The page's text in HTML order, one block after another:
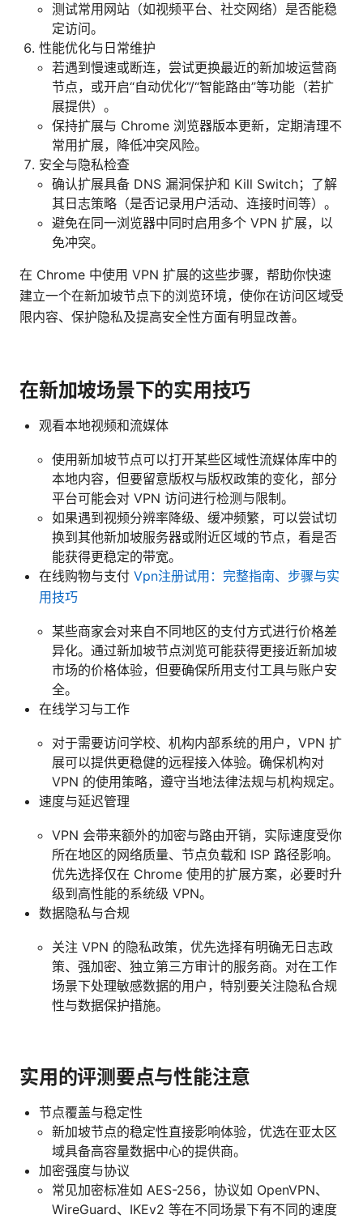
测试常用网站（如视频平台、社交网络）是否能稳
定访问。
性能优化与日常维护
若遇到慢速或断连，尝试更换最近的新加坡运营商
节点，或开启“自动优化”/“智能路由”等功能（若扩
展提供）。
保持扩展与 Chrome 浏览器版本更新，定期清理不
常用扩展，降低冲突风险。
安全与隐私检查
确认扩展具备 DNS 漏洞保护和 Kill Switch；了解
其日志策略（是否记录用户活动、连接时间等）。
避免在同一浏览器中同时启用多个 VPN 扩展，以
免冲突。
在 Chrome 中使用 VPN 扩展的这些步骤，帮助你快速
建立一个在新加坡节点下的浏览环境，使你在访问区域受
限内容、保护隐私及提高安全性方面有明显改善。
在新加坡场景下的实用技巧
观看本地视频和流媒体
使用新加坡节点可以打开某些区域性流媒体库中的
本地内容，但要留意版权与版权政策的变化，部分
平台可能会对 VPN 访问进行检测与限制。
如果遇到视频分辨率降级、缓冲频繁，可以尝试切
换到其他新加坡服务器或附近区域的节点，看是否
能获得更稳定的带宽。
在线购物与支付 Vpn注册试用：完整指南、步骤与实
用技巧
某些商家会对来自不同地区的支付方式进行价格差
异化。通过新加坡节点浏览可能获得更接近新加坡
市场的价格体验，但要确保所用支付工具与账户安
全。
在线学习与工作
对于需要访问学校、机构内部系统的用户，VPN 扩
展可以提供更稳健的远程接入体验。确保机构对
VPN 的使用策略，遵守当地法律法规与机构规定。
速度与延迟管理
VPN 会带来额外的加密与路由开销，实际速度受你
所在地区的网络质量、节点负载和 ISP 路径影响。
优先选择仅在 Chrome 使用的扩展方案，必要时升
级到高性能的系统级 VPN。
数据隐私与合规
关注 VPN 的隐私政策，优先选择有明确无日志政
策、强加密、独立第三方审计的服务商。对在工作
场景下处理敏感数据的用户，特别要关注隐私合规
性与数据保护措施。
实用的评测要点与性能注意
节点覆盖与稳定性
新加坡节点的稳定性直接影响体验，优选在亚太区
域具备高容量数据中心的提供商。
加密强度与协议
常见加密标准如 AES-256，协议如 OpenVPN、
WireGuard、IKEv2 等在不同场景下有不同的速度